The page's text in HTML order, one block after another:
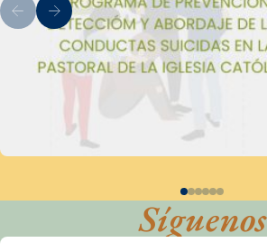
Síguenos